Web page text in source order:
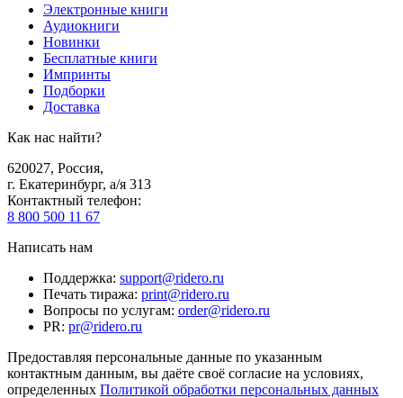
Электронные книги
Аудиокниги
Новинки
Бесплатные книги
Импринты
Подборки
Доставка
Как нас найти?
620027, Россия,
г. Екатеринбург, а/я 313
Контактный телефон:
8 800 500 11 67
Написать нам
Поддержка: support@ridero.ru
Печать тиража: print@ridero.ru
Вопросы по услугам: order@ridero.ru
PR: pr@ridero.ru
Предоставляя персональные данные по указанным
контактным данным, вы даёте своё согласие на условиях,
определенных Политикой обработки персональных данных